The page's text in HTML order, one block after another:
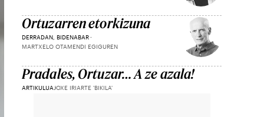
Ortuzarren etorkizuna
DERRADAN, BIDENABAR
MARTXELO OTAMENDI EGIGUREN
Pradales, Ortuzar… A ze azala!
ARTIKULUA JOXE IRIARTE 'BIKILA'